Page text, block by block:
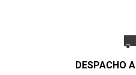
DESPACHO